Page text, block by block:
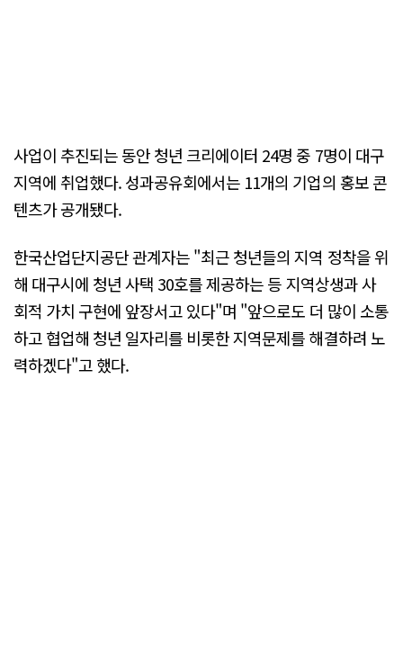
사업이 추진되는 동안 청년 크리에이터 24명 중 7명이 대구
지역에 취업했다. 성과공유회에서는 11개의 기업의 홍보 콘
텐츠가 공개됐다.
한국산업단지공단 관계자는 "최근 청년들의 지역 정착을 위
해 대구시에 청년 사택 30호를 제공하는 등 지역상생과 사
회적 가치 구현에 앞장서고 있다"며 "앞으로도 더 많이 소통
하고 협업해 청년 일자리를 비롯한 지역문제를 해결하려 노
력하겠다"고 했다.